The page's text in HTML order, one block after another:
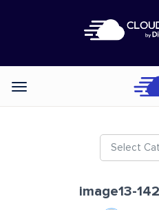
Categories
Select
image13-